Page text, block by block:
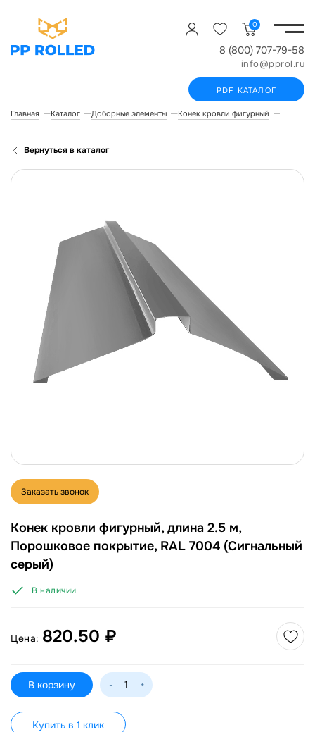
0
8 (800) 707-79-58
info@pprol.ru
PDF КАТАЛОГ
Главная Каталог Доборные элементы Конек кровли фигурный
Вернуться в каталог
Заказать звонок
Конек кровли фигурный, длина 2.5 м,
Порошковое покрытие, RAL 7004 (Сигнальный
серый)
В наличии
Цена: 820.50 ₽
В корзину - +
Купить в 1 клик